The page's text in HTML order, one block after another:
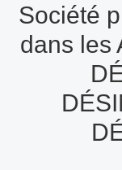
Société
dans les